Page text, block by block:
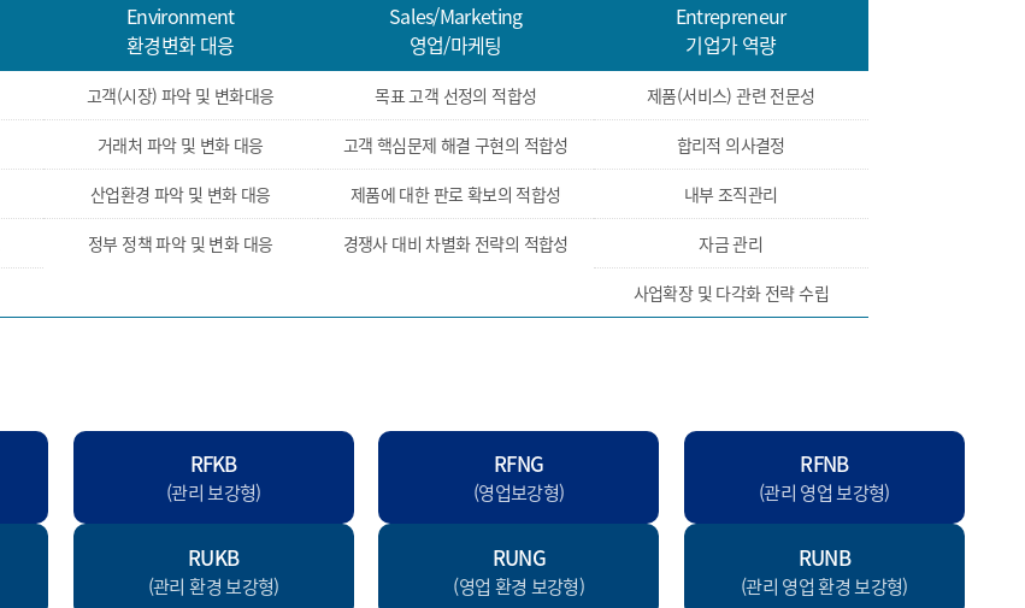
Environment
환경변화 대응
고객(시장) 파악 및 변화대응
거래처 파악 및 변화 대응
산업환경 파악 및 변화 대응
정부 정책 파악 및 변화 대응
Sales/Marketing
영업/마케팅
목표 고객 선정의 적합성
고객 핵심문제 해결 구현의 적합성
제품에 대한 판로 확보의 적합성
경쟁사 대비 차별화 전략의 적합성
Entrepreneur
기업가 역량
제품(서비스) 관련 전문성
합리적 의사결정
내부 조직관리
자금 관리
사업확장 및 다각화 전략 수립
RFKB
(관리 보강형)
RFNG
(영업보강형)
RFNB
(관리 영업 보강형)
RUKB
(관리 환경 보강형)
RUNG
(영업 환경 보강형)
RUNB
(관리 영업 환경 보강형)